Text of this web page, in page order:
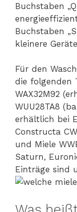
Buchstaben
Buchstaben
kleinere
Für den
die folgenden
WAX32M92
WUU28TA8
erhältlich bei
Constructa
und Miele
Saturn,
Einträge sind